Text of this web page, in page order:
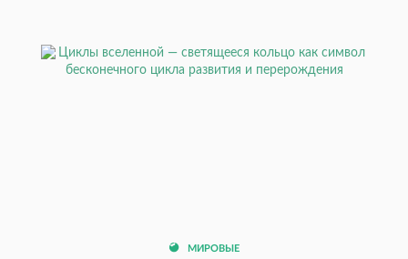
МИРОВЫЕ